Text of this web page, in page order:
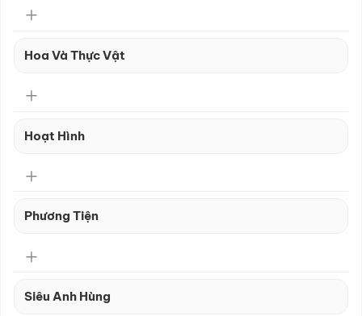
Hoa Và Thực Vật
Hoạt Hình
Phương Tiện
Siêu Anh Hùng